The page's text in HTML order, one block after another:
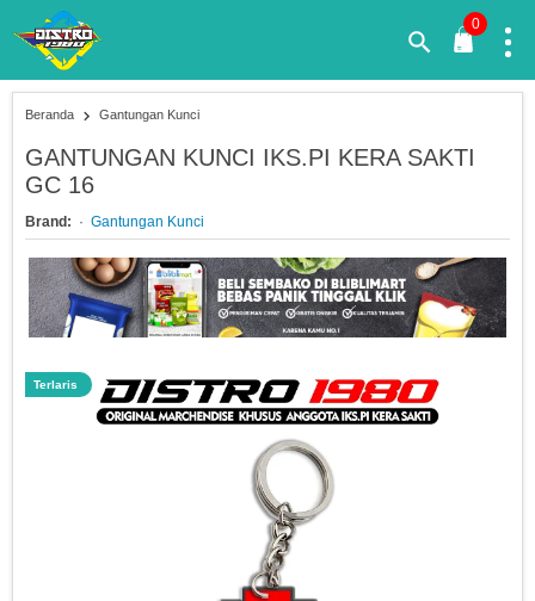
0
Beranda Gantungan Kunci
GANTUNGAN KUNCI IKS.PI KERA SAKTI
GC 16
Brand: Gantungan Kunci
Terlaris